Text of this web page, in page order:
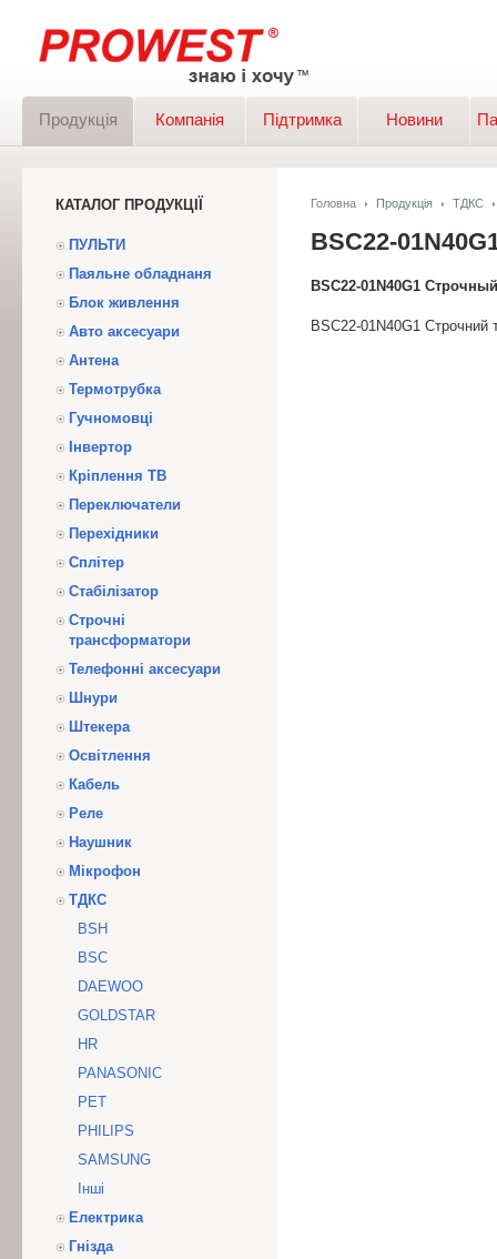
Продукція Компанія Підтримка Новини
КАТАЛОГ ПРОДУКЦІЇ
ПУЛЬТИ
Паяльне обладнаня
Блок живлення
Авто аксесуари
Антена
Термотрубка
Гучномовці
Інвертор
Кріплення ТВ
Переключатели
Перехідники
Сплітер
Стабілізатор
Строчні
трансформатори
Телефонні аксесуари
Шнури
Штекера
Освітлення
Кабель
Реле
Наушник
Мікрофон
ТДКС
BSH
BSC
DAEWOO
GOLDSTAR
HR
PANASONIC
PET
PHILIPS
SAMSUNG
Інші
Електрика
Гнізда
Головна Продукція ТДКС
BSC22-
BSC22-01N40G1
BSC22-01N40G1